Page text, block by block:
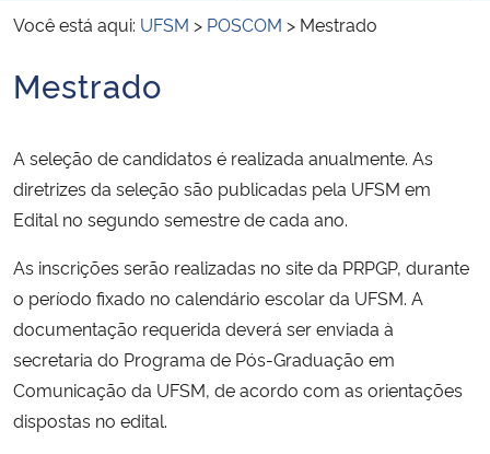
Ministério das Relações Exteriores
Ministério da Economia
Ministério da Agricultura, Pecuária e Abastecimento
Ministério da Cidadania
Ministério da Saúde
Ministério de Minas e Energia
Você está aqui: UFSM > POSCOM > Mestrado
Início do conteúdo
Mestrado
A seleção de candidatos é realizada anualmente. As
diretrizes da seleção são publicadas pela UFSM em
Edital no segundo semestre de cada ano.
As inscrições serão realizadas no site da PRPGP, durante
o período fixado no calendário escolar da UFSM. A
documentação requerida deverá ser enviada à
secretaria do Programa de Pós-Graduação em
Comunicação da UFSM, de acordo com as orientações
dispostas no edital.